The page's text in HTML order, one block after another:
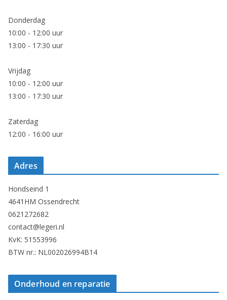
Donderdag
10:00 - 12:00 uur
13:00 - 17:30 uur
Vrijdag
10:00 - 12:00 uur
13:00 - 17:30 uur
Zaterdag
12:00 - 16:00 uur
Adres
Hondseind 1
4641HM Ossendrecht
0621272682
contact@legeri.nl
KvK: 51553996
BTW nr.: NL002026994B14
Onderhoud en reparatie